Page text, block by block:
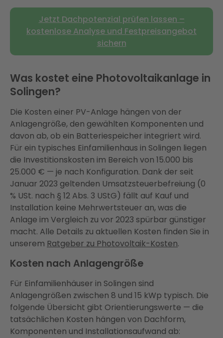
Jetzt Dachpotenzial prüfen lassen –
kostenlose Analyse und Festpreisangebot
sichern
Was kostet eine Photovoltaikanlage in
Solingen?
Die Kosten einer PV-Anlage hängen von der
Anlagengröße, den gewählten Komponenten und
davon ab, ob ein Batteriespeicher integriert wird.
Für ein typisches Einfamilienhaus in Solingen liegen
die Investitionskosten im Bereich von 15.000 bis
25.000 € — je nach Konfiguration. Dank der seit
Januar 2023 geltenden Umsatzsteuerbefreiung (0
% USt. nach § 12 Abs. 3 UStG) fällt auf Kauf und
Installation keine Mehrwertsteuer an, was die
Anlage im Vergleich zu vor 2023 spürbar günstiger
macht. Alle Details zu aktuellen Kosten finden Sie in
unserem Ratgeber zu Photovoltaik-Kosten.
Kosten nach Anlagengröße
Für Einfamilienhäuser in Solingen sind
Anlagengrößen zwischen 8 und 15 kWp typisch. Die
folgende Übersicht gibt Orientierungswerte — die
tatsächlichen Kosten hängen von Dachform,
Komponenten und Installationsaufwand ab: